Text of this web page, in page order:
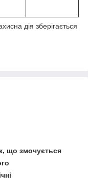
дія зберігається
що змочується